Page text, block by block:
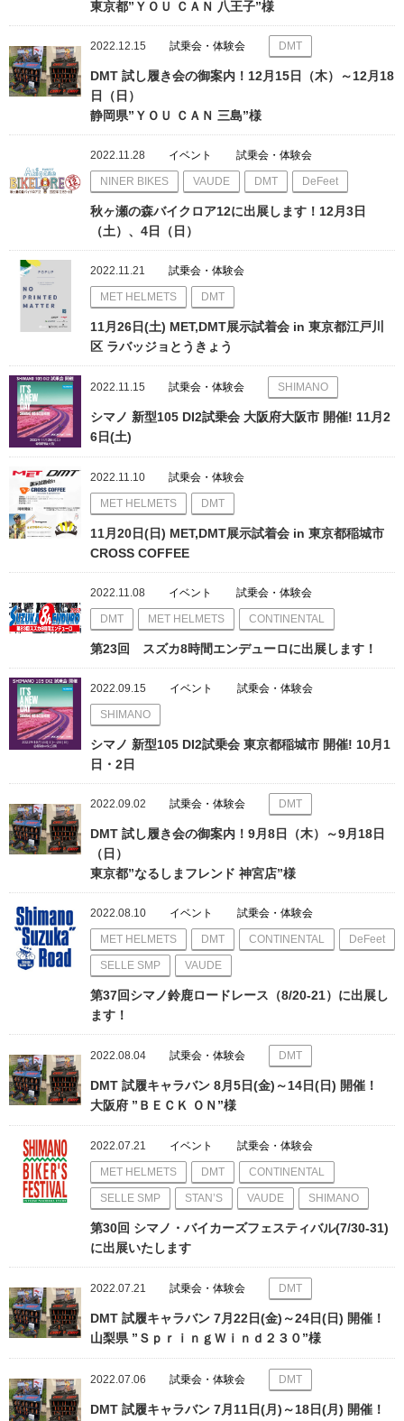
東京都”ＹＯＵ ＣＡＮ 八王子”様
2022.12.15 試乗会・体験会 DMT
DMT 試し履き会の御案内！12月15日（木）～12月18
日（日）
静岡県”ＹＯＵ ＣＡＮ 三島”様
2022.11.28 イベント 試乗会・体験会
NINER BIKES VAUDE DMT DeFeet
秋ヶ瀬の森バイクロア12に出展します！12月3日
（土）、4日（日）
2022.11.21 試乗会・体験会
MET HELMETS DMT
11月26日(土) MET,DMT展示試着会 in 東京都江戸川
区 ラバッジョとうきょう
2022.11.15 試乗会・体験会 SHIMANO
シマノ 新型105 DI2試乗会 大阪府大阪市 開催! 11月2
6日(土)
2022.11.10 試乗会・体験会
MET HELMETS DMT
11月20日(日) MET,DMT展示試着会 in 東京都稲城市
CROSS COFFEE
2022.11.08 イベント 試乗会・体験会
DMT MET HELMETS CONTINENTAL
第23回 スズカ8時間エンデューロに出展します！
2022.09.15 イベント 試乗会・体験会
SHIMANO
シマノ 新型105 DI2試乗会 東京都稲城市 開催! 10月1
日・2日
2022.09.02 試乗会・体験会 DMT
DMT 試し履き会の御案内！9月8日（木）～9月18日
（日）
東京都”なるしまフレンド 神宮店”様
2022.08.10 イベント 試乗会・体験会
MET HELMETS DMT CONTINENTAL DeFeet
SELLE SMP VAUDE
第37回シマノ鈴鹿ロードレース（8/20-21）に出展し
ます！
2022.08.04 試乗会・体験会 DMT
DMT 試履キャラバン 8月5日(金)～14日(日) 開催！
大阪府 ”ＢＥＣＫ ＯＮ”様
2022.07.21 イベント 試乗会・体験会
MET HELMETS DMT CONTINENTAL
SELLE SMP STAN’S VAUDE SHIMANO
第30回 シマノ・バイカーズフェスティバル(7/30-31)
に出展いたします
2022.07.21 試乗会・体験会 DMT
DMT 試履キャラバン 7月22日(金)～24日(日) 開催！
山梨県 ”ＳｐｒｉｎｇＷｉｎｄ２３０”様
2022.07.06 試乗会・体験会 DMT
DMT 試履キャラバン 7月11日(月)～18日(月) 開催！